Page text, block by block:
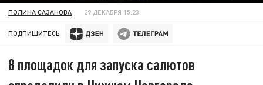
ПОЛИНА САЗАНОВА 29 ДЕКАБРЯ 15:23
ПОДПИШИТЕСЬ:
8 площадок для запуска салютов